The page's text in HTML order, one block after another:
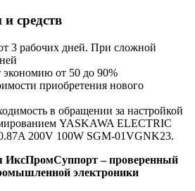
средств
3 рабочих дней. При сложной
экономию от 50 до 90%
приобретения нового
в обращении за настройкой
YASKAWA ELECTRIC
200V 100W SGM-01VGNK23.
ИксПромСуппорт – проверенный
электроники